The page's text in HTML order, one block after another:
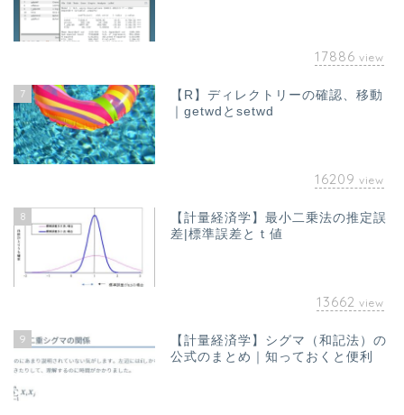
17886 view
7
【R】ディレクトリーの確認、移動
｜getwdとsetwd
16209 view
8
【計量経済学】最小二乗法の推定誤
差|標準誤差とｔ値
13662 view
9
【計量経済学】シグマ（和記法）の
公式のまとめ｜知っておくと便利